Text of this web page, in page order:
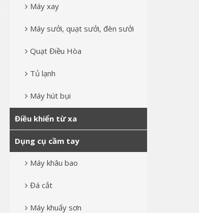
Máy xay
Máy sưởi, quạt sưởi, đèn sưởi
Quạt Điều Hòa
Tủ lạnh
Máy hút bụi
Điều khiển từ xa
Dụng cụ cầm tay
Máy khâu bao
Đá cắt
Máy khuấy sơn